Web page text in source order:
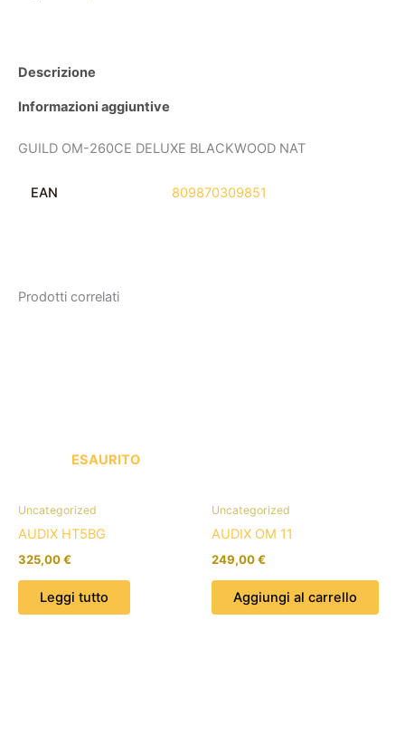
Descrizione
Informazioni aggiuntive
GUILD OM-260CE DELUXE BLACKWOOD NAT
EAN 809870309851
Prodotti correlati
ESAURITO
Uncategorized
AUDIX HT5BG
325,00€
Leggi tutto
Uncategorized
AUDIX OM 11
249,00€
Aggiungi al carrello